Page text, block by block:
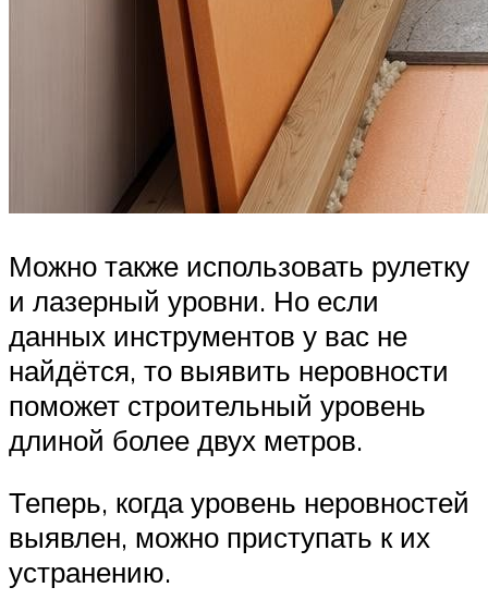
Можно также использовать рулетку
и лазерный уровни. Но если
данных инструментов у вас не
найдётся, то выявить неровности
поможет строительный уровень
длиной более двух метров.
Теперь, когда уровень неровностей
выявлен, можно приступать к их
устранению.